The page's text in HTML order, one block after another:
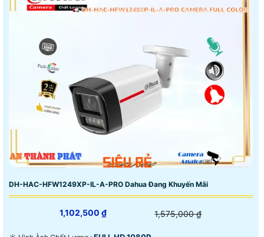
DH-HAC-HFW1249XP-IL-A-PRO Dahua Đang Khuyến Mãi
1,102,500 ₫ 1,575,000 ₫